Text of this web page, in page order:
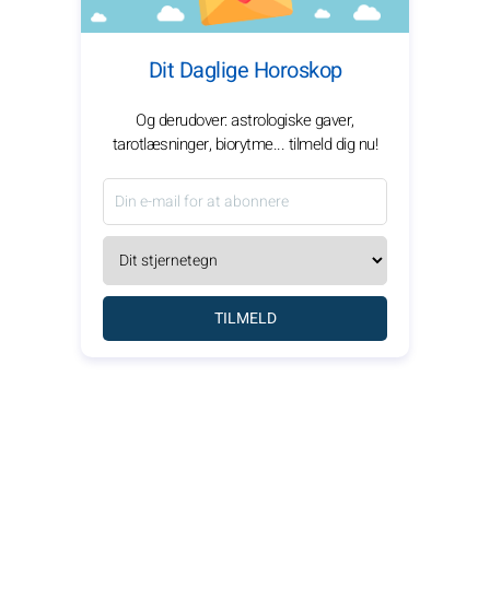
Dit Daglige Horoskop
Og derudover: astrologiske gaver,
tarotlæsninger, biorytme... tilmeld dig nu!
TILMELD